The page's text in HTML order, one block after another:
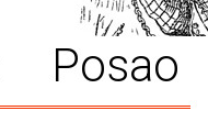
Posao